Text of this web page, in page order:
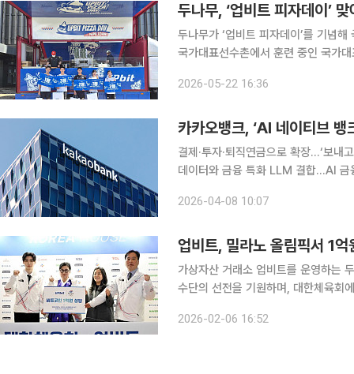
두나무, ‘업비트 피자데이’
두나무가 ‘업비트 피자데이’를 기념해 국가대
국가대표선수촌에서 훈련 중인 국가
표 선수단에 피자 트럭을 지원하고,
2026-05-22 16:36
카카오뱅크, ‘AI 네이티브
결제·투자·퇴직연금으로 확장…‘보
데이터와 금융 특화 LLM 결합…AI 금
과 글로벌 사업 확장을 양축으로 한
2026-04-08 10:07
가상자산 거래소 업비트를 운영하는
수단의 선전을 기원하며, 대한체육회에 1억 원
2026-02-06 16:52